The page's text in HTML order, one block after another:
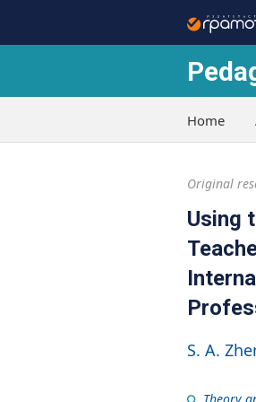
Home
Original
Using
S. A.